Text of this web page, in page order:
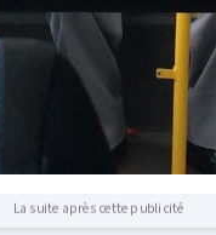
La suite après cette publicité